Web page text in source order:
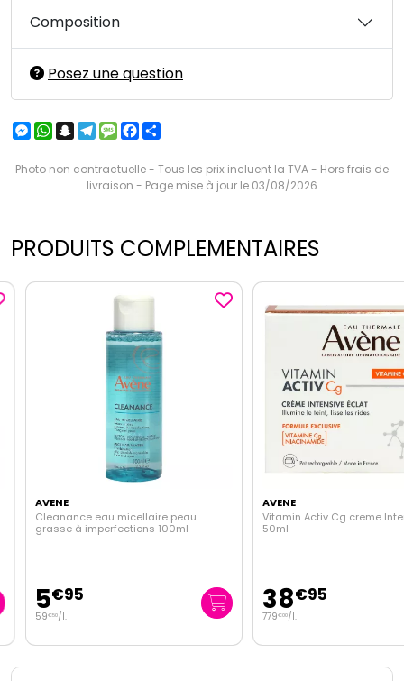
Composition
Posez une question
Messenger
WhatsApp
Snapchat
Telegram
MessageFacebook
Photo non contractuelle - Tous les prix incluent la TVA - Hors frais de
livraison - Page mise à jour le 03/08/2026
PRODUITS COMPLEMENTAIRES
AVENE
Cleanance eau micellaire peau
grasse à imperfections 100ml
5€95
€ 50/l.
AVENE
Vitamin Activ Cg creme
50ml
38€95
779€00/l.